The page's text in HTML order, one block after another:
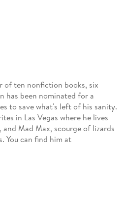
of ten nonfiction books, six
has been nominated for a
to save what's left of his sanity.
in Las Vegas where he lives
Mad Max, scourge of lizards
You can find him at